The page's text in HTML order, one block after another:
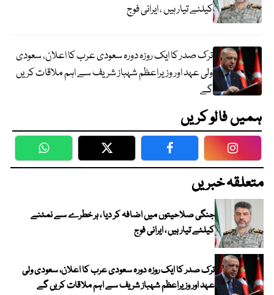
کیلئے تیار ہیں ، ایرانی فوج
ترک صدر کا ایک روزہ دورہ سعودی عرب کا اعلان، سعودی
ولی عہد اور وزیراعظم شہباز شریف سے اہم ملاقات کریں
گے
ہمیں فالو کریں
WhatsApp Twitter Facebook
متعلقہ خبریں
جنگی صلاحیتوں میں اضافہ کر دیا ، ہر خطرے سے نمٹنے
کیلئے تیار ہیں ، ایرانی فوج
ترک صدر کا ایک روزہ دورہ سعودی عرب کا اعلان، سعودی ولی
عہد اور وزیراعظم شہباز شریف سے اہم ملاقات کریں گے